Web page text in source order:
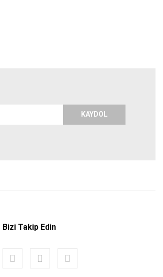
KAYDOL
Bizi Takip Edin